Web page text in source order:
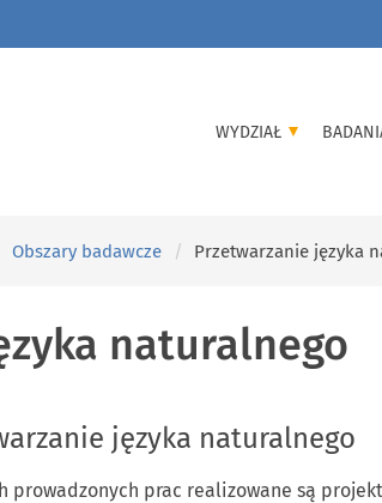
WYDZIAŁ
Obszary badawcze Przetwarzanie języka
naturalnego
języka naturalnego
prowadzonych prac realizowane są